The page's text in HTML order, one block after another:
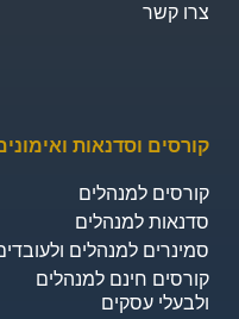
קשר
וסדנאות ואימונים
למנהלים
למנהלים
למנהלים ולעובדים
חינם למנהלים
עסקים